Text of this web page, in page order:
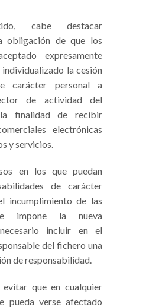
cabe destacar
obligación de que los
expresamente
la cesión
carácter personal a
de actividad del
la finalidad de recibir
electrónicas
y servicios.
en los que puedan
de carácter
incumplimiento de las
impone la nueva
incluir en el
del fichero una
de responsabilidad.
que en cualquier
pueda verse afectado